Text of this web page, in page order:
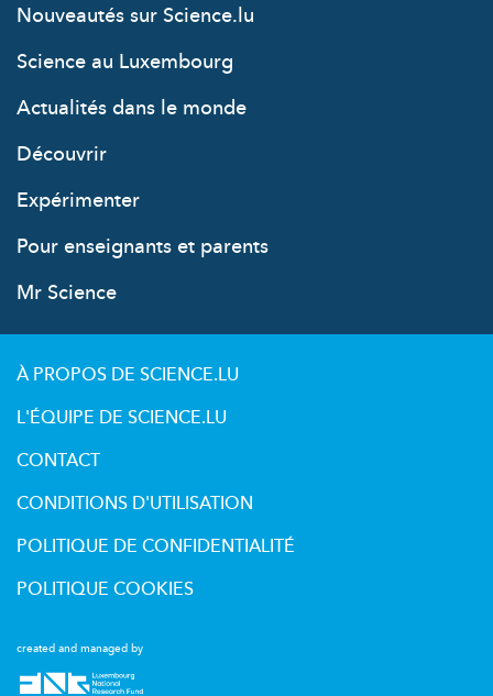
Nouveautés sur Science.lu
Science au Luxembourg
Actualités dans le monde
Découvrir
Expérimenter
Pour enseignants et parents
Mr Science
created and managed by
À PROPOS DE SCIENCE.LU
L'ÉQUIPE DE SCIENCE.LU
CONTACT
CONDITIONS D'UTILISATION
POLITIQUE DE CONFIDENTIALITÉ
POLITIQUE COOKIES